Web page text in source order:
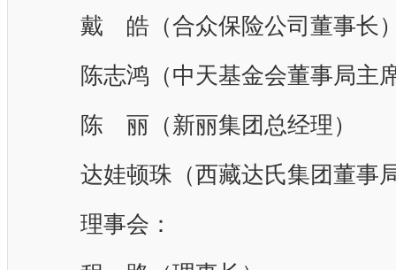
戴 皓（合众保险公司董事长
陈志鸿（中天基金会董事局主
陈 丽（新丽集团总经理）
达娃顿珠（西藏达氏集团董事
理事会：